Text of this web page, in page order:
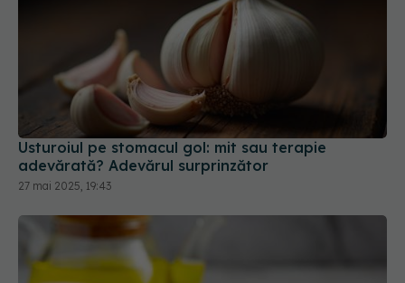
Usturoiul pe stomacul gol: mit sau terapie
adevărată? Adevărul surprinzător
27 mai 2025, 19:43